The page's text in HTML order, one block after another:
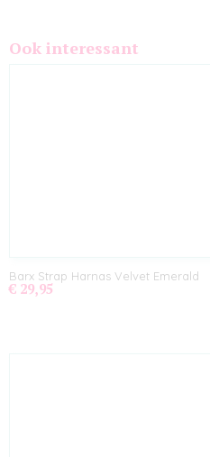
Ook interessant
Barx Strap Harnas Velvet Emerald
€ 29,95